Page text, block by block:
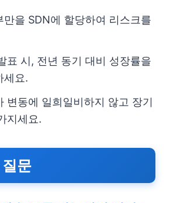
만을 SDN에 할당하여 리스크를
표 시, 전년 동기 대비 성장률을
세요.
변동에 일희일비하지 않고 장기
지세요.
문